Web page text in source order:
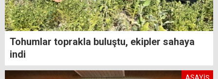
Tohumlar toprakla buluştu, ekipler sahaya
indi